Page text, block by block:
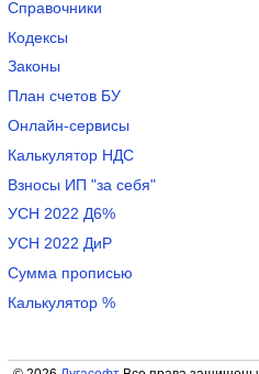
Справочники
Кодексы
Законы
План счетов БУ
Онлайн-сервисы
Калькулятор НДС
Взносы ИП "за себя"
УСН 2022 Д6%
УСН 2022 ДиР
Сумма прописью
Калькулятор %